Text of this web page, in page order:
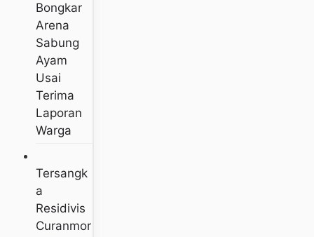
Bongkar
Arena
Sabung
Ayam
Usai
Terima
Laporan
Warga
Tersangk
A
Residivis
Curanmor